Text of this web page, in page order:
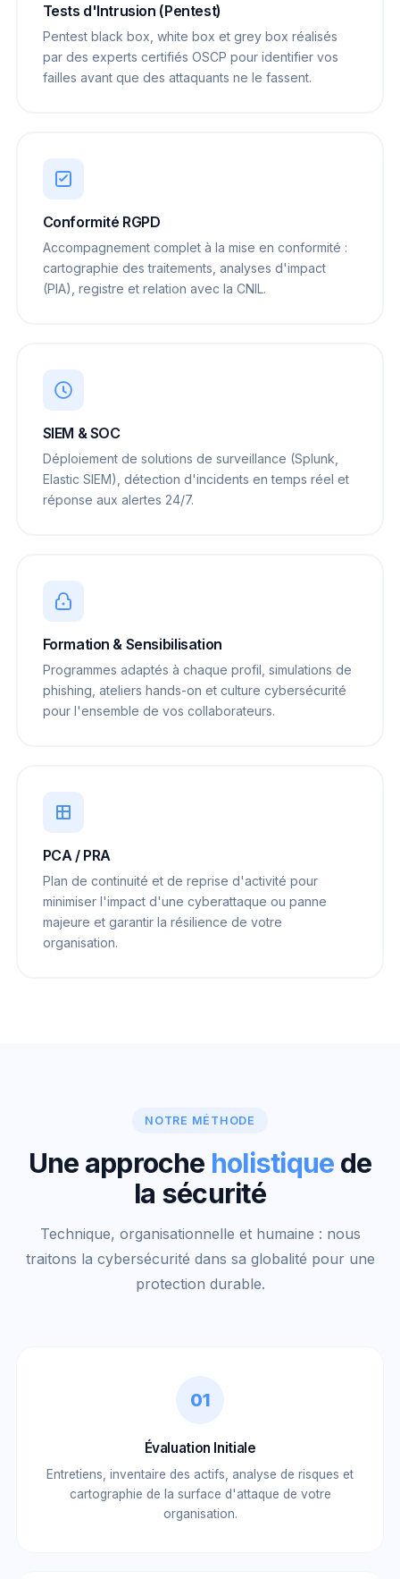
Tests d'Intrusion (Pentest)
Pentest black box, white box et grey box réalisés
par des experts certifiés OSCP pour identifier vos
failles avant que des attaquants ne le fassent.
Conformité RGPD
Accompagnement complet à la mise en conformité :
cartographie des traitements, analyses d'impact
(PIA), registre et relation avec la CNIL.
SIEM & SOC
Déploiement de solutions de surveillance (Splunk,
Elastic SIEM), détection d'incidents en temps réel et
réponse aux alertes 24/7.
Formation & Sensibilisation
Programmes adaptés à chaque profil, simulations de
phishing, ateliers hands-on et culture cybersécurité
pour l'ensemble de vos collaborateurs.
PCA / PRA
Plan de continuité et de reprise d'activité pour
minimiser l'impact d'une cyberattaque ou panne
majeure et garantir la résilience de votre
organisation.
NOTRE MÉTHODE
Une approche holistique de
la sécurité
Technique, organisationnelle et humaine : nous
traitons la cybersécurité dans sa globalité pour une
protection durable.
01
Évaluation Initiale
Entretiens, inventaire des actifs, analyse de risques et
cartographie de la surface d'attaque de votre
organisation.